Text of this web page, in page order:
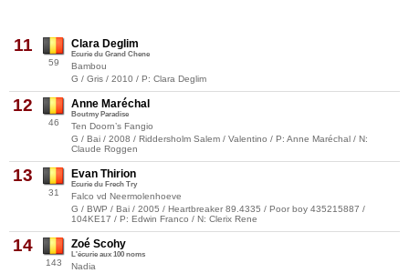
11
59
Clara Deglim
Ecurie du Grand Chene
Bambou
G / Gris / 2010 / P: Clara Deglim
12
46
Anne Maréchal
Boutmy Paradise
Ten Doorn’s Fangio
G / Bai / 2008 / Riddersholm Salem / Valentino / P: Anne Maréchal / N:
Claude Roggen
13
31
Evan Thirion
Ecurie du Frech Try
Falco vd Neermolenhoeve
G / BWP / Bai / 2005 / Heartbreaker 89.4335 / Poor boy 435215887 /
104KE17 / P: Edwin Franco / N: Clerix Rene
14
143
Zoé Scohy
L'écurie aux 100 noms
Nadia